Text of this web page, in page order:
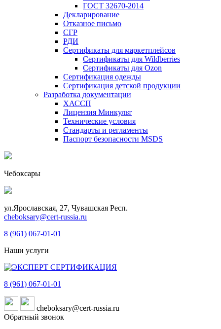
ГОСТ 32670-2014
Декларирование
Отказное письмо
СГР
РДИ
Сертификаты для маркетплейсов
Сертификаты для Wildberries
Сертификаты для Ozon
Сертификация одежды
Сертификация детской продукции
Разработка документации
ХАССП
Лицензия Минкульт
Технические условия
Стандарты и регламенты
Паспорт безопасности MSDS
Чебоксары
ул.Ярославская, 27, Чувашская Респ.
cheboksary@cert-russia.ru
8 (961) 067-01-01
Наши услуги
8 (961) 067-01-01
cheboksary@cert-russia.ru
Обратный звонок